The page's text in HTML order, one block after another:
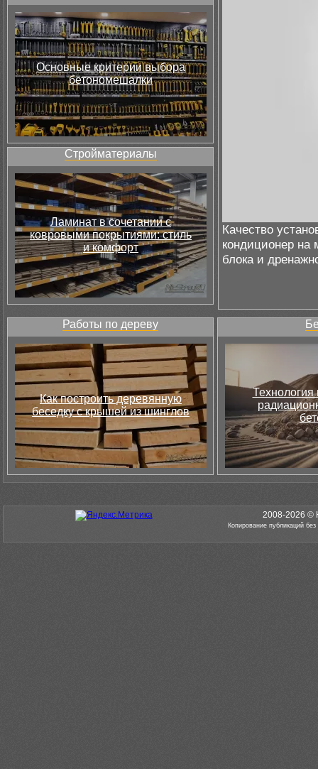
Основные критерии выбора
бетономешалки
Стройматериалы
Ламинат в сочетании с
ковровыми покрытиями: стиль
и комфорт
Качество
кондиционер на
блока и
Работы по дереву
Как построить деревянную
беседку с крышей из шинглов
Технология
2008-2026 ©
Копирование публикаций